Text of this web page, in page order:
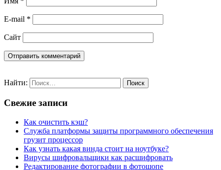
E-mail *
Сайт
Найти:
Свежие записи
Как очистить кэш?
Служба платформы защиты программного обеспечения
грузит процессор
Как узнать какая винда стоит на ноутбуке?
Вирусы шифровальщики как расшифровать
Редактирование фотографии в фотошопе